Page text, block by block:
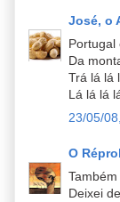
José, o
Portugal
Da
Trá lá lá
Lá lá lá
23/05/
O
Deixei